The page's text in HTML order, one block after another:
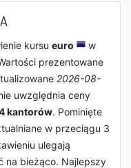
kursu euro
w
prezentowane
2026-08-
uwzględnia ceny
kantorów. Pominięte
w przeciągu 3
ulegają
na bieżąco. Najlepszy